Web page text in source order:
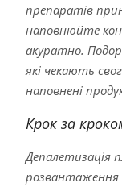
препаратів
наповнюйте
акуратно.
які чекають
наповнені
Крок за
Депалетизація
розвантаження